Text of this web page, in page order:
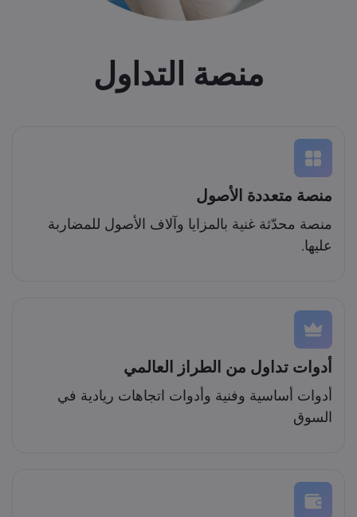
منصة التداول
منصة متعددة الأصول
منصة محدّثة غنية بالمزايا وآلاف الأصول للمضاربة
عليها.
أدوات تداول من الطراز العالمي
أدوات أساسية وفنية وأدوات اتجاهات ريادية في
السوق